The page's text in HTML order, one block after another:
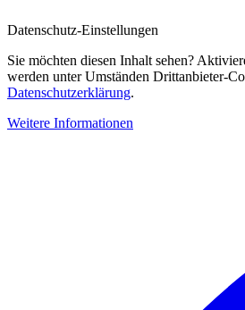
Datenschutz-Einstellungen
Sie möchten diesen Inhalt sehen?
werden unter Umständen Drittanbieter-
Datenschutzerklärung.
Weitere Informationen